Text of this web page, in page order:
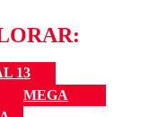
13
MEGA